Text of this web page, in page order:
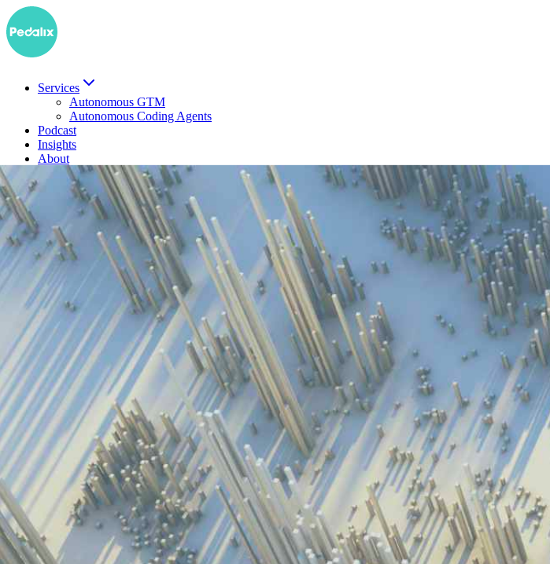
Services
Autonomous GTM
Autonomous Coding Agents
Podcast
Insights
About
EN Demo buchen